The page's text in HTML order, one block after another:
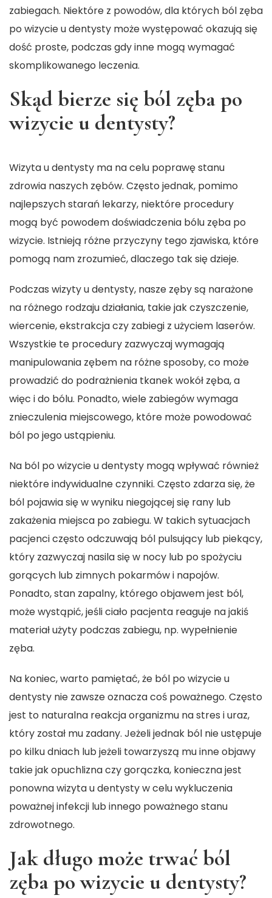
zabiegach. Niektóre z powodów, dla których ból zęba
po wizycie u dentysty może występować okazują się
dość proste, podczas gdy inne mogą wymagać
skomplikowanego leczenia.
Skąd bierze się ból zęba po
wizycie u dentysty?
Wizyta u dentysty ma na celu poprawę stanu
zdrowia naszych zębów. Często jednak, pomimo
najlepszych starań lekarzy, niektóre procedury
mogą być powodem doświadczenia bólu zęba po
wizycie. Istnieją różne przyczyny tego zjawiska, które
pomogą nam zrozumieć, dlaczego tak się dzieje.
Podczas wizyty u dentysty, nasze zęby są narażone
na różnego rodzaju działania, takie jak czyszczenie,
wiercenie, ekstrakcja czy zabiegi z użyciem laserów.
Wszystkie te procedury zazwyczaj wymagają
manipulowania zębem na różne sposoby, co może
prowadzić do podrażnienia tkanek wokół zęba, a
więc i do bólu. Ponadto, wiele zabiegów wymaga
znieczulenia miejscowego, które może powodować
ból po jego ustąpieniu.
Na ból po wizycie u dentysty mogą wpływać również
niektóre indywidualne czynniki. Często zdarza się, że
ból pojawia się w wyniku niegojącej się rany lub
zakażenia miejsca po zabiegu. W takich sytuacjach
pacjenci często odczuwają ból pulsujący lub piekący,
który zazwyczaj nasila się w nocy lub po spożyciu
gorących lub zimnych pokarmów i napojów.
Ponadto, stan zapalny, którego objawem jest ból,
może wystąpić, jeśli ciało pacjenta reaguje na jakiś
materiał użyty podczas zabiegu, np. wypełnienie
zęba.
Na koniec, warto pamiętać, że ból po wizycie u
dentysty nie zawsze oznacza coś poważnego. Często
jest to naturalna reakcja organizmu na stres i uraz,
który został mu zadany. Jeżeli jednak ból nie ustępuje
po kilku dniach lub jeżeli towarzyszą mu inne objawy
takie jak opuchlizna czy gorączka, konieczna jest
ponowna wizyta u dentysty w celu wykluczenia
poważnej infekcji lub innego poważnego stanu
zdrowotnego.
Jak długo może trwać ból
zęba po wizycie u dentysty?